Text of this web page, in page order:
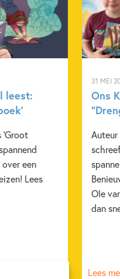
leest:
'Groot
een
Lees
31 MEI
Ons
Ole
dan
Lees